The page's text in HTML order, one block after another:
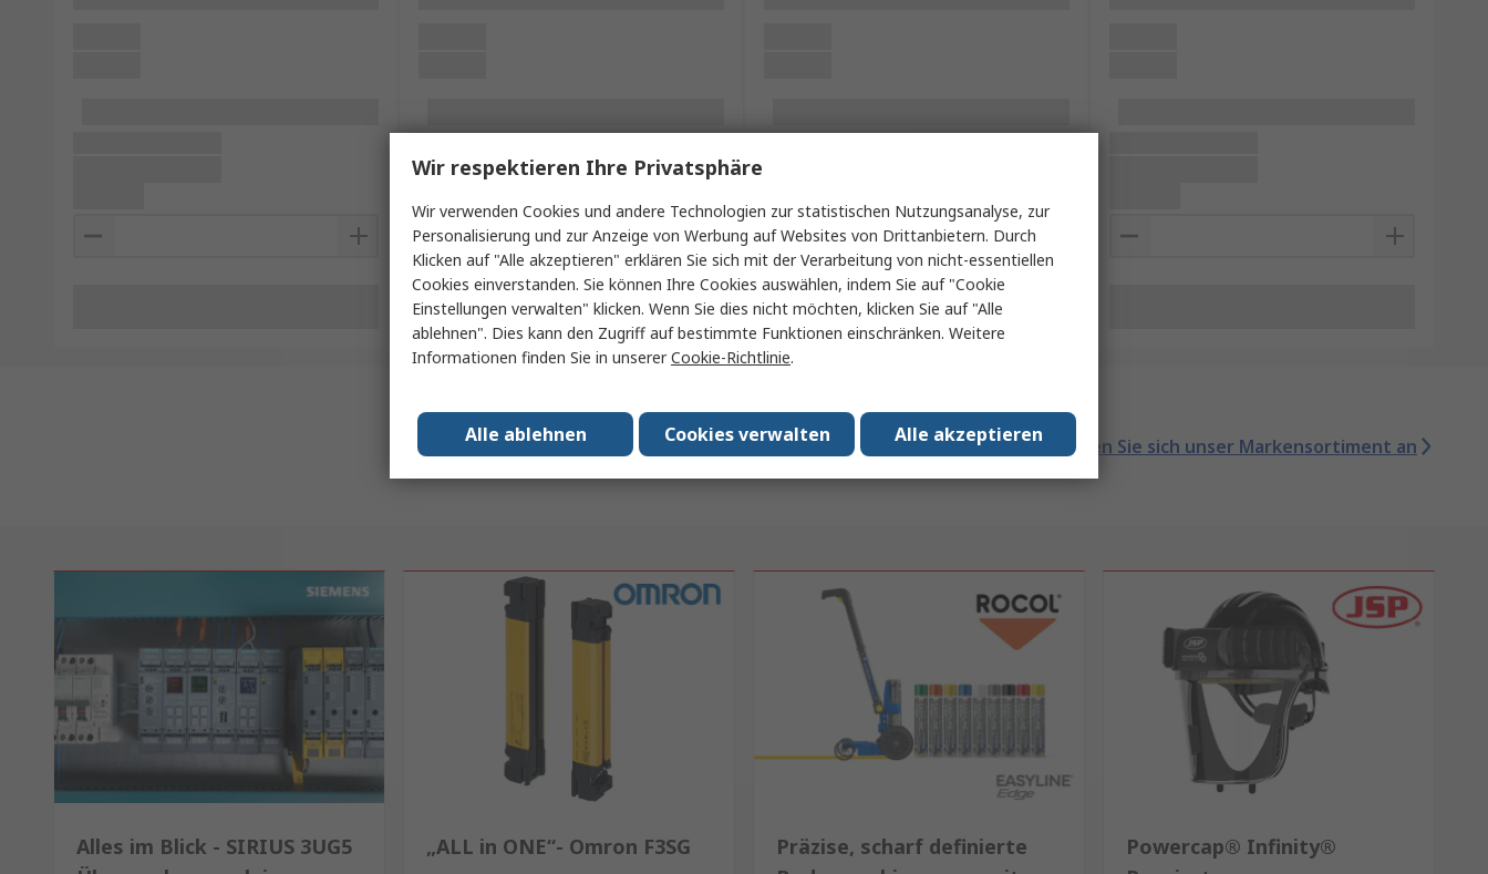
Sehen Sie sich unser Markensortiment an
Alles im Blick - SIRIUS 3UG5
„ALL in ONE“- Omron F3SG
Präzise, scharf definierte
Powercap® Infinity®
Wir respektieren Ihre Privatsphäre
Wir verwenden Cookies und andere Technologien zur statistischen Nutzungsanalyse, zur
Personalisierung und zur Anzeige von Werbung auf Websites von Drittanbietern. Durch
Klicken auf "Alle akzeptieren" erklären Sie sich mit der Verarbeitung von nicht-essentiellen
Cookies einverstanden. Sie können Ihre Cookies auswählen, indem Sie auf "Cookie
Einstellungen verwalten" klicken. Wenn Sie dies nicht möchten, klicken Sie auf "Alle
ablehnen". Dies kann den Zugriff auf bestimmte Funktionen einschränken. Weitere
Informationen finden Sie in unsererCookie-Richtlinie.
Alle akzeptieren
Cookies verwalten
Alle ablehnen